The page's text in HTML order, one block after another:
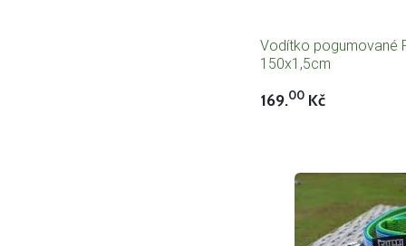
Vodítko pogumované
150x1,5cm
169.00 Kč